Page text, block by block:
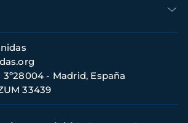
- Madrid, España
33439